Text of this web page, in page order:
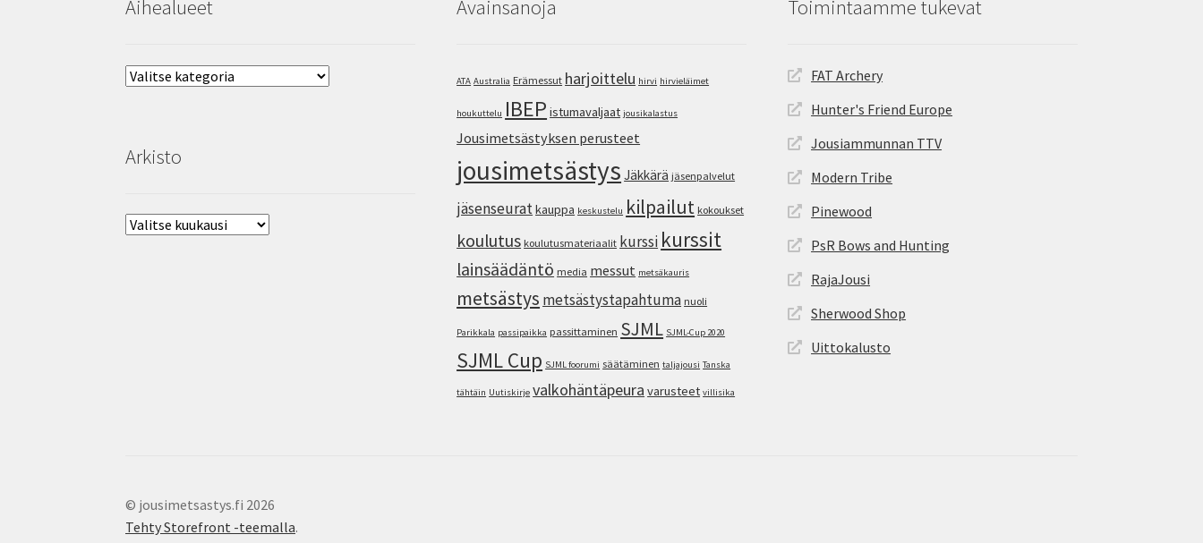
Aihealueet
Aihealueet
Arkisto
Arkisto
Avainsanoja
ATA Australia Erämessut harjoittelu hirvi hirvieläimet
houkuttelu IBEP istumavaljaat jousikalastus
Jousimetsästyksen perusteet
jousimetsästys Jäkkärä jäsenpalvelut
jäsenseuratkauppa keskustelu kilpailut kokoukset
koulutus koulutusmateriaalit kurssi kurssit
lainsäädäntö media messut metsäkauris
metsästys metsästystapahtuma nuoli
Parikkala passipaikka passittaminen SJML SJML-Cup 2020
SJML Cup SJML foorumi säätäminen taljajousi Tanska
tähtäin Uutiskirje valkohäntäpeura varusteet villisika
Toimintaamme tukevat
FAT Archery
Hunter's Friend Europe
Jousiammunnan TTV
Modern Tribe
Pinewood
PsR Bows and Hunting
RajaJousi
Sherwood Shop
Uittokalusto
© jousimetsastys.fi 2026
Tehty Storefront -teemalla.